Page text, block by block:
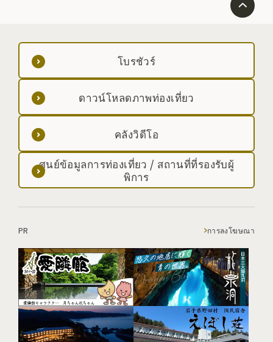
โบรชัวร์
ดาวน์โหลดภาพท่องเที่ยว
คลังวิดีโอ
ศูนย์ข้อมูลการท่องเที่ยว / สถานที่ที่รองรับผู้
พิการ
PR การลงโฆษณา